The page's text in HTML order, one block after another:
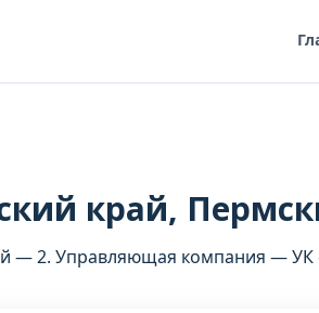
край,
— 2. Управляющая компания —